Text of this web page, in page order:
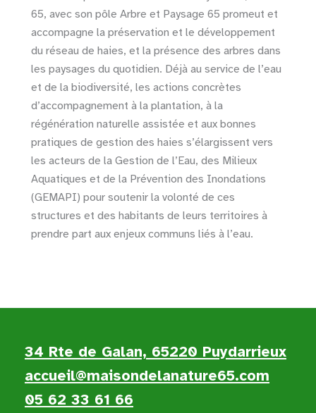
65, avec son pôle Arbre et Paysage 65 promeut et
accompagne la préservation et le développement
du réseau de haies, et la présence des arbres dans
les paysages du quotidien. Déjà au service de l’eau
et de la biodiversité, les actions concrètes
d’accompagnement à la plantation, à la
régénération naturelle assistée et aux bonnes
pratiques de gestion des haies s’élargissent vers
les acteurs de la Gestion de l’Eau, des Milieux
Aquatiques et de la Prévention des Inondations
(GEMAPI) pour soutenir la volonté de ces
structures et des habitants de leurs territoires à
prendre part aux enjeux communs liés à l’eau.
34 Rte de Galan, 65220 Puydarrieux
accueil@maisondelanature65.com
05 62 33 61 66